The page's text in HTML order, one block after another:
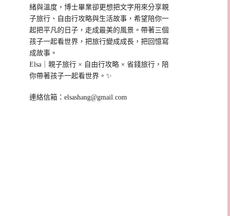
緒與溫度，博士畢業卻更想把文字用來分享親
子旅行、自由行攻略與生活故事，希望陪你一
起把平凡的日子，走成最美的風景。帶著三個
孩子一起看世界，把旅行變成成長，把回憶寫
成故事。
Elsa｜親子旅行 × 自由行攻略 × 省錢旅行，陪
你帶著孩子一起看世界。✨
連絡信箱：elsashang@gmail.com